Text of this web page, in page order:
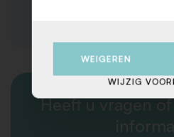
Heeft u vragen
WEIGEREN
WIJZIG